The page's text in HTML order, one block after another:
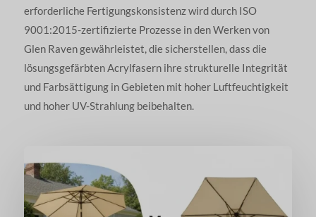
erforderliche Fertigungskonsistenz wird durch ISO
9001:2015-zertifizierte Prozesse in den Werken von
Glen Raven gewährleistet, die sicherstellen, dass die
lösungsgefärbten Acrylfasern ihre strukturelle Integrität
und Farbsättigung in Gebieten mit hoher Luftfeuchtigkeit
und hoher UV-Strahlung beibehalten.